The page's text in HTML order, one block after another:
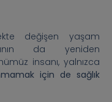
değişen yaşam
da yeniden
insanı, yalnızca
için de sağlık